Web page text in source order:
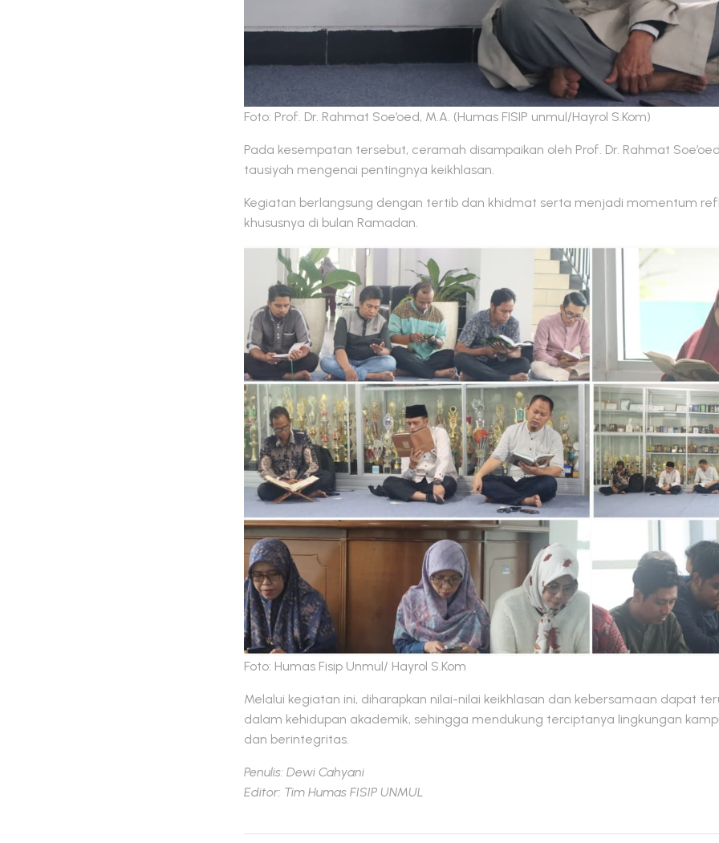
Foto: Prof. Dr. Rahmat Soe’oed, M.A. (Humas FISIP unmul/Hayrol S.Kom)
Pada kesempatan tersebut, ceramah disampaikan oleh Prof. Dr. Rahmat
tausiyah mengenai pentingnya keikhlasan.
Kegiatan berlangsung dengan tertib dan khidmat serta menjadi momentum
khususnya di bulan Ramadan.
Foto: Humas Fisip Unmul/ Hayrol S.Kom
Melalui kegiatan ini, diharapkan nilai-nilai keikhlasan dan kebersamaan dapat
dalam kehidupan akademik, sehingga mendukung terciptanya lingkungan
dan berintegritas.
Penulis: Dewi Cahyani
Editor: Tim Humas FISIP UNMUL